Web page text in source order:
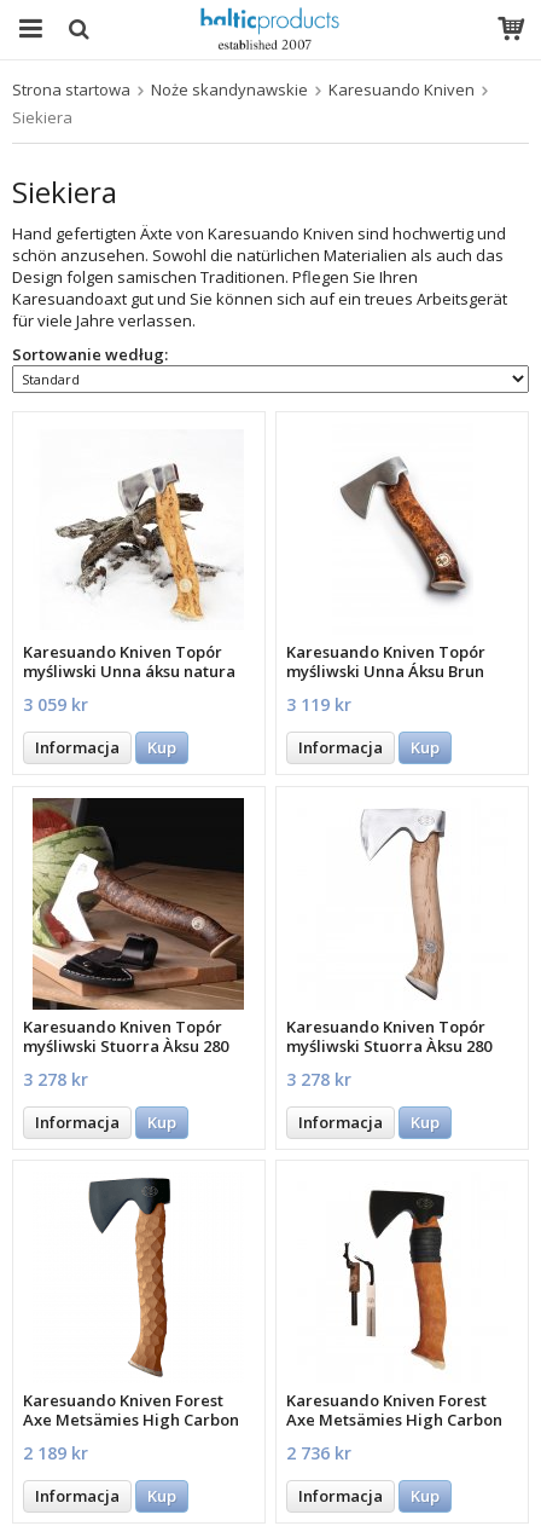
Strona startowa Noże skandynawskie
Karesuando Kniven
Siekiera
Siekiera
Hand gefertigten Äxte von Karesuando Kniven sind hochwertig und
schön anzusehen. Sowohl die natürlichen Materialien als auch das
Design folgen samischen Traditionen. Pflegen Sie Ihren
Karesuandoaxt gut und Sie können sich auf ein treues Arbeitsgerät
für viele Jahre verlassen.
Sortowanie według:
Karesuando Kniven Topór
myśliwski Unna áksu natura
3 059 kr
Informacja Kup
Karesuando Kniven Topór
myśliwski Unna Áksu Brun
3 119 kr
Informacja Kup
Karesuando Kniven Topór
myśliwski Stuorra Àksu 280
3 278 kr
Informacja Kup
Karesuando Kniven Topór
myśliwski Stuorra Àksu 280
3 278 kr
Informacja Kup
Karesuando Kniven Forest
Axe Metsämies High Carbon
2 189 kr
Informacja Kup
Karesuando Kniven Forest
Axe Metsämies High Carbon
2 736 kr
Informacja Kup